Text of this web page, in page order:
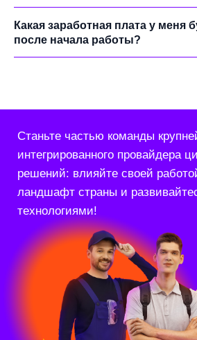
Какая заработная плата у меня
после начала работы?
данные при работе сайта в соответствии с
конфиденциальности
. Также Вы можете
Политикой обработки персональных данных